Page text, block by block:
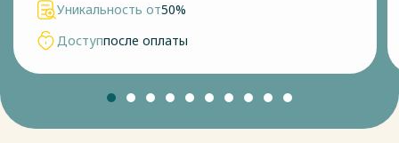
Уникальность от50%
Доступпосле оплаты